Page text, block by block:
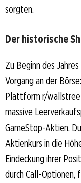
sorgten.
Der historische
Zu Beginn des
Vorgang an der
Plattform r/
massive
GameStop-Aktien.
Aktienkurs in die
Eindeckung ihrer
durch Call-Optionen,